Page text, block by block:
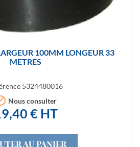
100MM LONGEUR 33
METRES
5324480016
Nous consulter
€ HT
AU PANIER